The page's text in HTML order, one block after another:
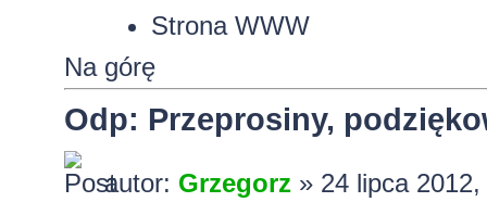
Strona WWW
Na górę
Odp: Przeprosiny,
autor: Grzegorz» 24 lipca 2012,